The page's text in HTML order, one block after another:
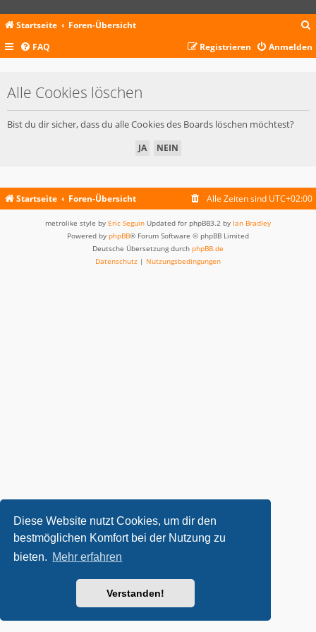
Diese Website nutzt Cookies, um dir den
bestmöglichen Komfort bei der Nutzung zu
bieten. Mehr erfahren
Verstanden!
Startseite Foren-Übersicht
c
FAQ Anmelden
Registrieren
Alle Cookies löschen
Bist du dir sicher, dass du alle Cookies des Boards löschen möchtest?
Startseite Foren-Übersicht Alle Zeiten sind UTC+02:00
metrolike style by Eric Seguin Updated for phpBB3.2 by Ian Bradley
Powered by phpBB® Forum Software © phpBB Limited
Deutsche Übersetzung durch phpBB.de
Datenschutz | Nutzungsbedingungen